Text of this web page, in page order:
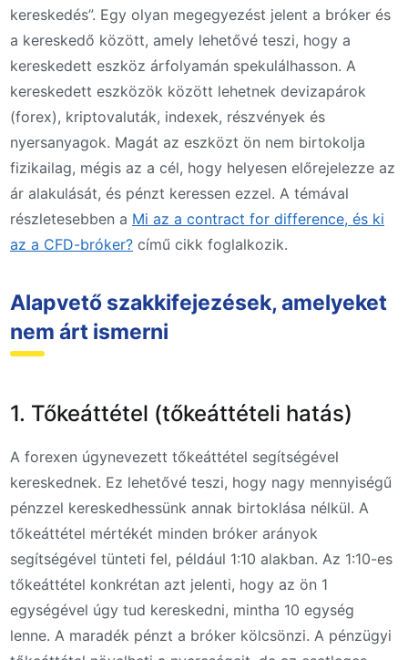
kereskedés”. Egy olyan megegyezést jelent a bróker és
a kereskedő között, amely lehetővé teszi, hogy a
kereskedett eszköz árfolyamán spekulálhasson. A
kereskedett eszközök között lehetnek devizapárok
(forex), kriptovaluták, indexek, részvények és
nyersanyagok. Magát az eszközt ön nem birtokolja
fizikailag, mégis az a cél, hogy helyesen előrejelezze az
ár alakulását, és pénzt keressen ezzel. A témával
részletesebben a Mi az a contract for difference, és ki
az a CFD-bróker? című cikk foglalkozik.
Alapvető szakkifejezések, amelyeket
nem árt ismerni
1. Tőkeáttétel (tőkeáttételi hatás)
A forexen úgynevezett tőkeáttétel segítségével
kereskednek. Ez lehetővé teszi, hogy nagy mennyiségű
pénzzel kereskedhessünk annak birtoklása nélkül. A
tőkeáttétel mértékét minden bróker arányok
segítségével tünteti fel, például 1:10 alakban. Az 1:10-es
tőkeáttétel konkrétan azt jelenti, hogy az ön 1
egységével úgy tud kereskedni, mintha 10 egység
lenne. A maradék pénzt a bróker kölcsönzi. A pénzügyi